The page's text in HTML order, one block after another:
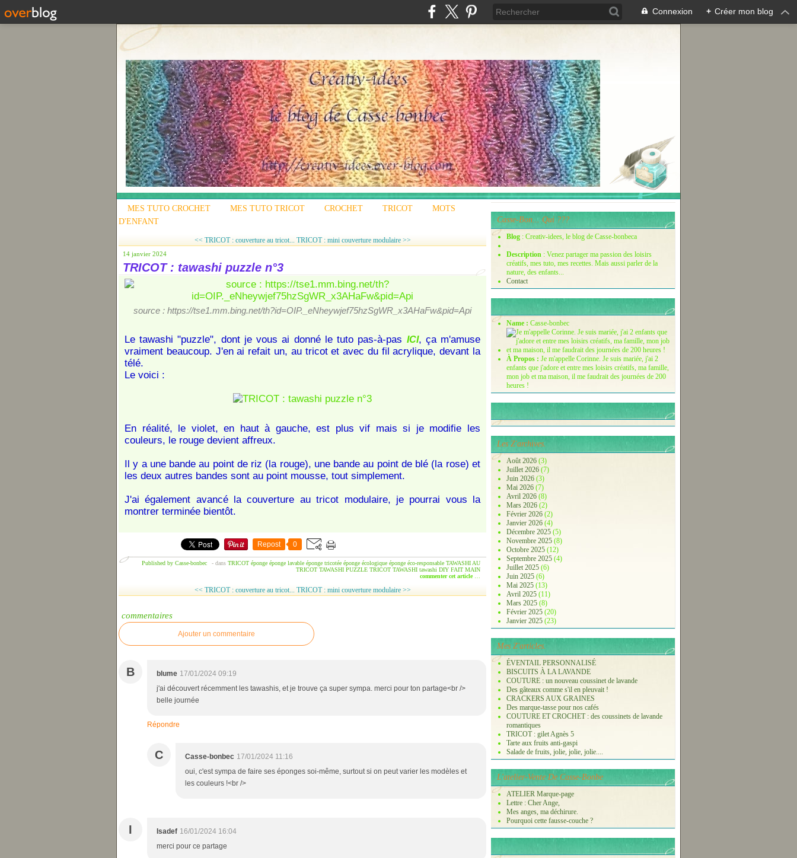
Connexion + Créer mon blog
MES TUTO CROCHET MES TUTO TRICOT CROCHET TRICOT
MOTS
D'ENFANT
<< TRICOT : couverture au tricot... TRICOT : mini couverture modulaire >>
14 janvier 2024
TRICOT : tawashi puzzle n°3
source : https://tse1.mm.bing.net/th?id=OIP._eNheywjef75hzSgWR_x3AHaFw&pid=Api
Le tawashi "puzzle", dont je vous ai donné le tuto pas-à-pas ICI, ça m'amuse
vraiment beaucoup. J'en ai refait un, au tricot et avec du fil acrylique, devant la
télé.
Le voici :
En réalité, le violet, en haut à gauche, est plus vif mais si je modifie les
couleurs, le rouge devient affreux.
Il y a une bande au point de riz (la rouge), une bande au point de blé (la rose) et
les deux autres bandes sont au point mousse, tout simplement.
J'ai également avancé la couverture au tricot modulaire, je pourrai vous la
montrer terminée bientôt.
Repost 0
Published by Casse-bonbec - dans TRICOT éponge éponge lavable éponge tricotée éponge écologique éponge éco-responsable TAWASHI AU
TRICOT TAWASHI PUZZLE TRICOT TAWASHI tawashi DIY FAIT MAIN
commenter cet article
<< TRICOT : couverture au tricot... TRICOT : mini couverture modulaire >>
commentaires
Ajouter un commentaire
B blume 17/01/2024 09:19
j'ai découvert récemment les tawashis, et je trouve ça super sympa. merci pour ton partage<br />
belle journée
Répondre
C Casse-bonbec 17/01/2024 11:16
oui, c'est sympa de faire ses éponges soi-même, surtout si on peut varier les modèles et
les couleurs !<br />
I Isadef 16/01/2024 16:04
merci pour ce partage
Casse-Bon... Qui ???
Blog : Creativ-idees, le blog de Casse-bonbeca
Description : Venez partager ma passion des loisirs
créatifs, mes tuto, mes recettes. Mais aussi parler de la
nature, des enfants...
Contact
Name : Casse-bonbec
À Propos : Je m'appelle Corinne. Je suis mariée, j'ai 2
enfants que j'adore et entre mes loisirs créatifs, ma famille,
mon job et ma maison, il me faudrait des journées de 200
heures !
Les Z'archives.
Août 2026 (3)
Juillet 2026 (7)
Juin 2026 (3)
Mai 2026 (7)
Avril 2026 (8)
Mars 2026 (2)
Février 2026 (2)
Janvier 2026 (4)
Décembre 2025 (5)
Novembre 2025 (8)
Octobre 2025 (12)
Septembre 2025 (4)
Juillet 2025 (6)
Juin 2025 (6)
Mai 2025 (13)
Avril 2025 (11)
Mars 2025 (8)
Février 2025 (20)
Janvier 2025 (23)
Mes Z'articles.
ÉVENTAIL PERSONNALISÉ
BISCUITS À LA LAVANDE
COUTURE : un nouveau coussinet de lavande
Des gâteaux comme s'il en pleuvait !
CRACKERS AUX GRAINES
Des marque-tasse pour nos cafés
COUTURE ET CROCHET : des coussinets de lavande
romantiques
TRICOT : gilet Agnès 5
Tarte aux fruits anti-gaspi
Salade de fruits, jolie, jolie, jolie....
L'atelier-Vente De Casse-Bonbe
ATELIER Marque-page
Lettre : Cher Ange,
Mes anges, ma déchirure.
Pourquoi cette fausse-couche ?